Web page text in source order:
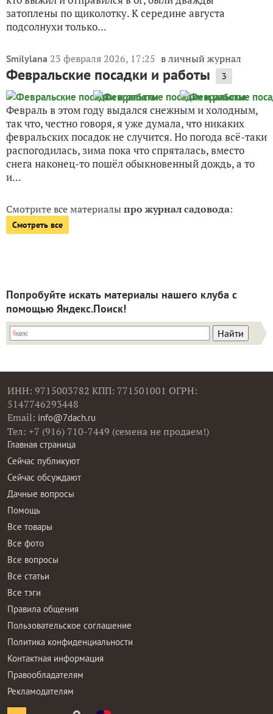
затоплены по щиколотку. К середине августа
подсолнухи только...
Smilylana 23 февраля 2026, 17:25 в личный журнал
Февральские посадки и работы 3
Февраль в этом году выдался снежным и холодным,
так что, честно говоря, я уже думала, что никаких
февральских посадок не случится. Но погода всё-таки
распогодилась, зима пока что спряталась, вместо
снега наконец-то пошёл обыкновенный дождь, а то
и...
Смотрите все материалыпро журнал садовода:
Смотреть все
Попробуйте искать материалы нашего клуба с
помощью Яндекс.Поиск!
ИНН: 9715003782 КПП: 771501001 ОГРН:
5147746293448
Email: info@7dach.ru
Тел: +7 (916) 710-7449 (семена не продаем!)
Главная страница
Сейчас публикуют
Сейчас обсуждают
Дачные вопросы
Помощь
Все товары
Все фото
Все вопросы
Все статьи
Все тэги
Правила общения
Пользовательское соглашение
Политика конфиденциальности
Контактная информация
Правообладателям
Рекламодателям